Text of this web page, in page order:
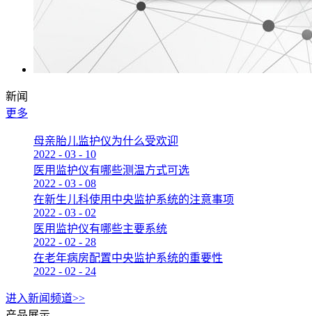
新闻
更多
母亲胎儿监护仪为什么受欢迎
2022 - 03 - 10
医用监护仪有哪些测温方式可选
2022 - 03 - 08
在新生儿科使用中央监护系统的注意事项
2022 - 03 - 02
医用监护仪有哪些主要系统
2022 - 02 - 28
在老年病房配置中央监护系统的重要性
2022 - 02 - 24
进入新闻频道>>